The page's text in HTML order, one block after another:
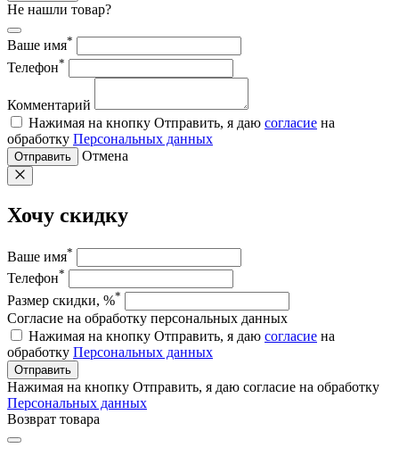
Не нашли товар?
Ваше имя*
Телефон*
Комментарий
Нажимая на кнопку Отправить, я даю согласие на
обработку Персональных данных
Отправить Отмена
Хочу скидку
Ваше имя*
Телефон*
Размер скидки, %*
Согласие на обработку персональных данных
Нажимая на кнопку Отправить, я даю согласие на
обработку Персональных данных
Отправить
Нажимая на кнопку Отправить, я даю согласие на обработку
Персональных данных
Возврат товара